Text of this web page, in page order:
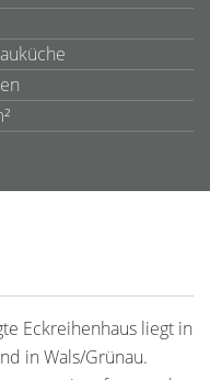
Eckreihenhaus liegt in
in Wals/Grünau.